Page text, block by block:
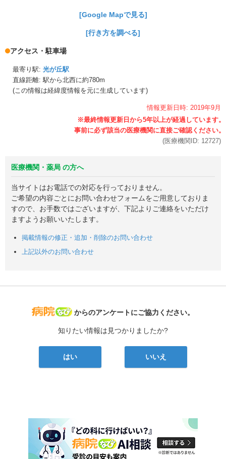
[Google Mapで見る]
[行き方を調べる]
アクセス・駐車場
最寄り駅: 光が丘駅
直線距離: 駅から北西に約780m
(この情報は経緯度情報を元に生成しています)
情報更新日時: 2019年9月
(医療機関ID: 12727)
医療機関・薬局 の方へ
当サイトはお電話での対応を行っておりません。
ご希望の内容ごとにお問い合わせフォームをご用意しておりま
すので、お手数ではございますが、下記よりご連絡をいただけ
ますようお願いいたします。
掲載情報の修正・追加・削除のお問い合わせ
上記以外のお問い合わせ
病院なび
からのアンケートにご協力ください。
知りたい情報は見つかりましたか?
はい いいえ